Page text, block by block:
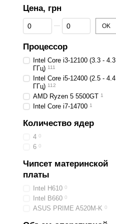
Цена, грн
От Цена, грн
До Цена, грн OK
Процессор
Intel Core i3-12100 (3.3 - 4.3
ГГц) 111
Intel Core i5-12400 (2.5 - 4.4
ГГц) 112
AMD Ryzen 5 5500GT 1
Intel Core i7-14700 1
Количество ядер
4 0
6 0
Чипсет материнской
платы
Intel H610 0
Intel B660 0
ASUS PRIME A520M-K 0